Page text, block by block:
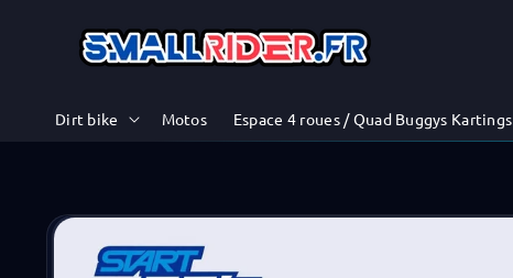
passer
contenu
Dirt bike Motos Espace 4 roues / Quad Buggys Kartings
Passer aux
produits